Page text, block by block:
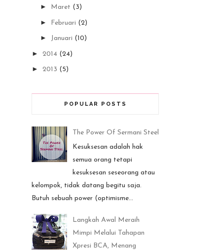
► Maret (3)
► Februari (2)
► Januari (10)
► 2014 (24)
► 2013 (5)
POPULAR POSTS
The Power Of Sermani Steel
Kesuksesan adalah hak
semua orang tetapi
kesuksesan seseorang atau
kelompok, tidak datang begitu saja.
Butuh sebuah power (optimisme...
Langkah Awal Meraih
Mimpi Melalui Tahapan
Xpresi BCA, Menang